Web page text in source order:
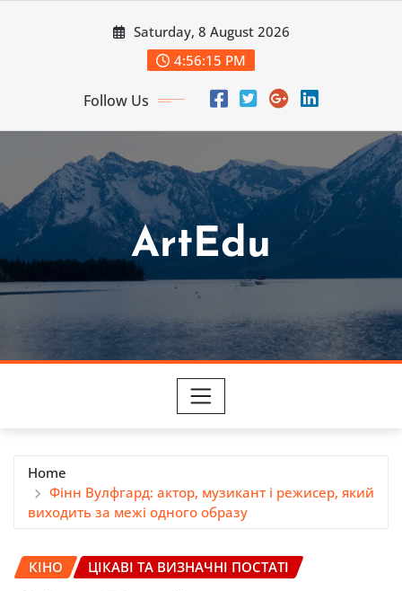
Saturday, 8 August 2026
4:56:17 PM
Follow Us
ArtEdu
Home
Фінн Вулфгард: актор, музикант і режисер, який
виходить за межі одного образу
КІНО ЦІКАВІ ТА ВИЗНАЧНІ ПОСТАТІ